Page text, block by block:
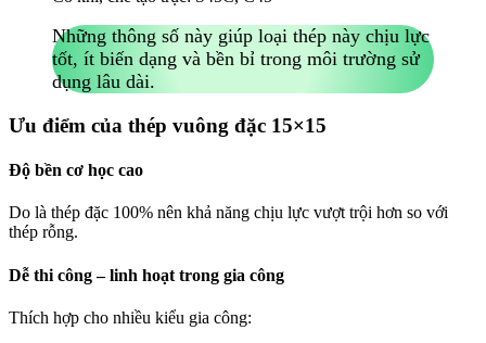
Những thông số này giúp loại thép này chịu lực
tốt, ít biến dạng và bền bỉ trong môi trường sử
dụng lâu dài.
Ưu điểm của thép vuông đặc 15×15
Độ bền cơ học cao
Do là thép đặc 100% nên khả năng chịu lực vượt trội hơn so với
thép rỗng.
Dễ thi công – linh hoạt trong gia công
Thích hợp cho nhiều kiểu gia công: